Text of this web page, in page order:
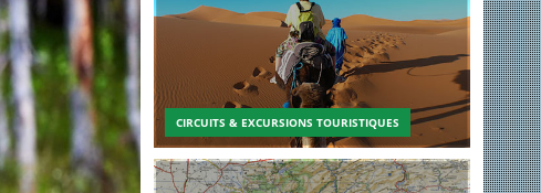
CIRCUITS & EXCURSIONS TOURISTIQUES